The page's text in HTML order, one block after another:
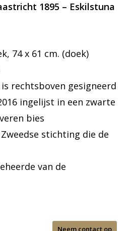
1895 – Eskilstuna
74 x 61 cm. (doek)
rechtsboven gesigneerd
ingelijst in een zwarte
bies
stichting die de
van de
Neem contact op